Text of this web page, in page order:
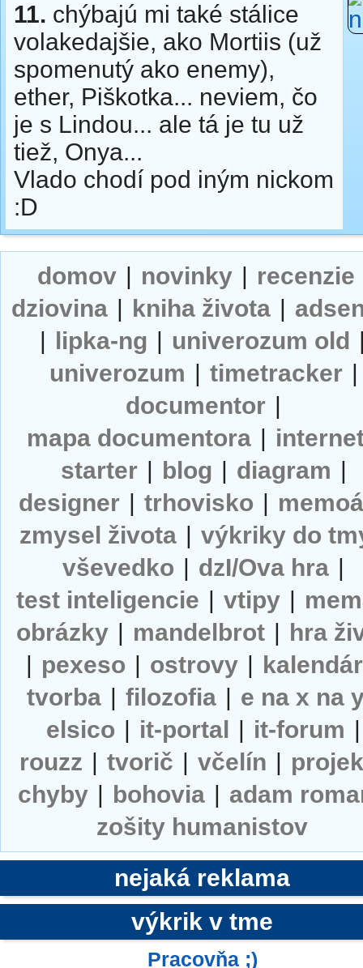
11. chýbajú mi také stálice
volakedajšie, ako Mortiis (už
spomenutý ako enemy),
ether, Piškotka... neviem, čo
je s Lindou... ale tá je tu už
tiež, Onya...
Vlado chodí pod iným nickom
:D
domov | novinky | recenzie
dziovina | kniha života |
| lipka-ng | univerozum old
univerozum | timetracker |
documentor |
mapa documentora |
starter | blog | diagram |
designer | trhovisko |
zmysel života | výkriky do
vševedko | dzI/Ova hra |
test inteligencie | vtipy |
obrázky | mandelbrot | hra
| pexeso | ostrovy | kalendár
tvorba | filozofia | e na x na
elsico | it-portal | it-forum |
rouzz | tvorič | včelín |
chyby | bohovia | adam
zošity humanistov
nejaká reklama
výkrik v tme
Pracovňa ;)